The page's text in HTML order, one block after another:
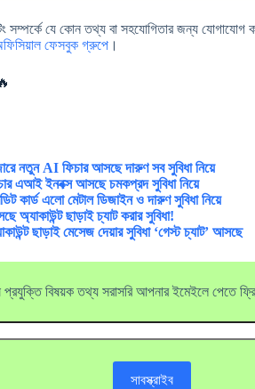
সম্পর্কে যে কোন তথ্য বা সহযোগিতার জন্য
ফেসবুক গ্রুপে ।
নতুন AI ফিচার আসছে দারুণ সব সুবিধা নিয়ে
এআই ইনবক্স আসছে চমকপ্রদ সুবিধা নিয়ে
কার্ড এলো মেটাল ডিজাইন ও দারুণ সুবিধা নিয়ে
অ্যাকাউন্ট ছাড়াই চ্যাট করার সুবিধা!
ছাড়াই মেসেজ দেয়ার সুবিধা ‘গেস্ট চ্যাট’ আসছে
প্রযুক্তি বিষয়ক তথ্য সরাসরি আপনার ইমেইলে পেতে
সাবস্ক্রাইব